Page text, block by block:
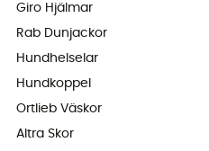
Giro Hjälmar
Rab Dunjackor
Hundhelselar
Hundkoppel
Ortlieb Väskor
Altra Skor